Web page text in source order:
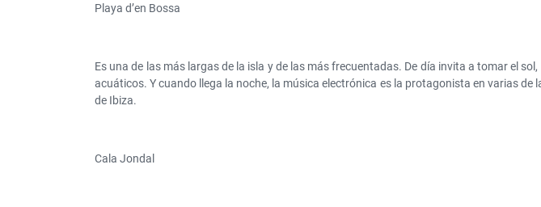
Playa d’en Bossa
Es una de las más largas de la isla y de las más frecuentadas. De día invita a tomar el
acuáticos. Y cuando llega la noche, la música electrónica es la protagonista en varias de
de Ibiza.
Cala Jondal